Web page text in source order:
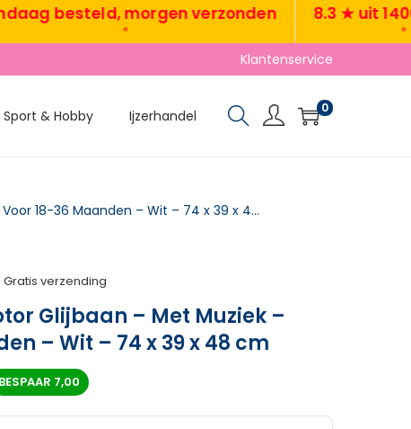
besteld, morgen verzonden 8.3 ★ uit 1400+
Klantenservice
Sport & Hobby Ijzerhandel 0
TRUUSK Kindermotor Glijbaan – Met Muziek – Voor 18-36 Maanden – Wit – 74 x 39 x 48 cm
Gratis verzending
Glijbaan – Met Muziek –
– Wit – 74 x 39 x 48 cm
BESPAAR 7,00